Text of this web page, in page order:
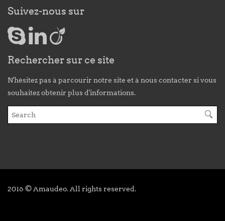
Suivez-nous sur
Rechercher sur ce site
N'hésitez pas à parcourir notre site et à nous contacter si vous
souhaitez obtenir plus d'informations.
2016 © Amaudeo. All rights reserved.